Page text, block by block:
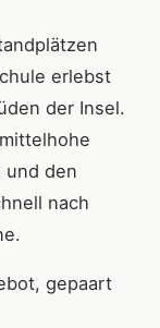
erlebst
der Insel.
und den
nach
gepaart